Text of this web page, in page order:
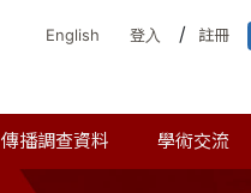
English 登入 / 註冊
傳播調查資料 學術交流